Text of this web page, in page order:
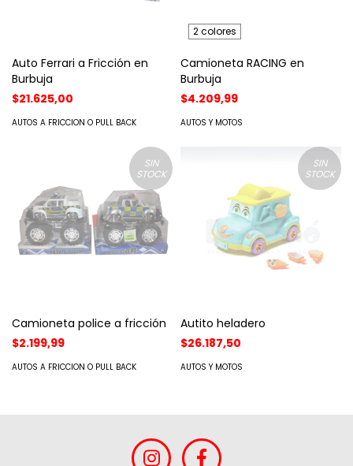
Auto Ferrari a Fricción en
Burbuja
$21.625,00
AUTOS A FRICCION O PULL BACK
2 colores
Camioneta RACING en
Burbuja
$4.209,99
AUTOS Y MOTOS
SIN
STOCK
Camioneta police a fricción
$2.199,99
AUTOS A FRICCION O PULL BACK
SIN
STOCK
Autito heladero
$26.187,50
AUTOS Y MOTOS